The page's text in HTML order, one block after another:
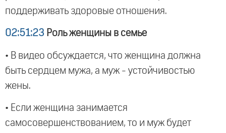
поддерживать здоровые отношения.
02:51:23 Роль женщины в семье
• В видео обсуждается, что женщина должна
быть сердцем мужа, а муж - устойчивостью
жены.
• Если женщина занимается
самосовершенствованием, то и муж будет